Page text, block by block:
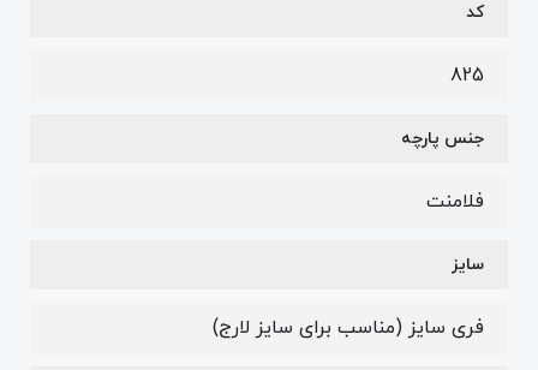
کد
825
جنس پارچه
فلامنت
سایز
فری سایز (مناسب برای سایز لارج)